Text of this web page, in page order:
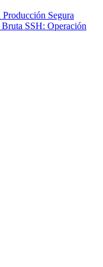
Segura
SSH: Operación